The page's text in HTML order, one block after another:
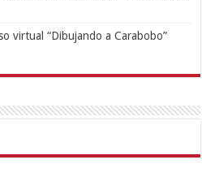
virtual “Dibujando a Carabobo”